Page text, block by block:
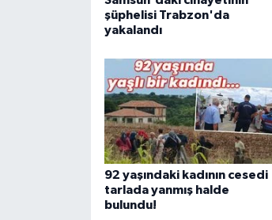
şüphelisi Trabzon'da
yakalandı
92 yaşındaki kadının cesedi
tarlada yanmış halde
bulundu!